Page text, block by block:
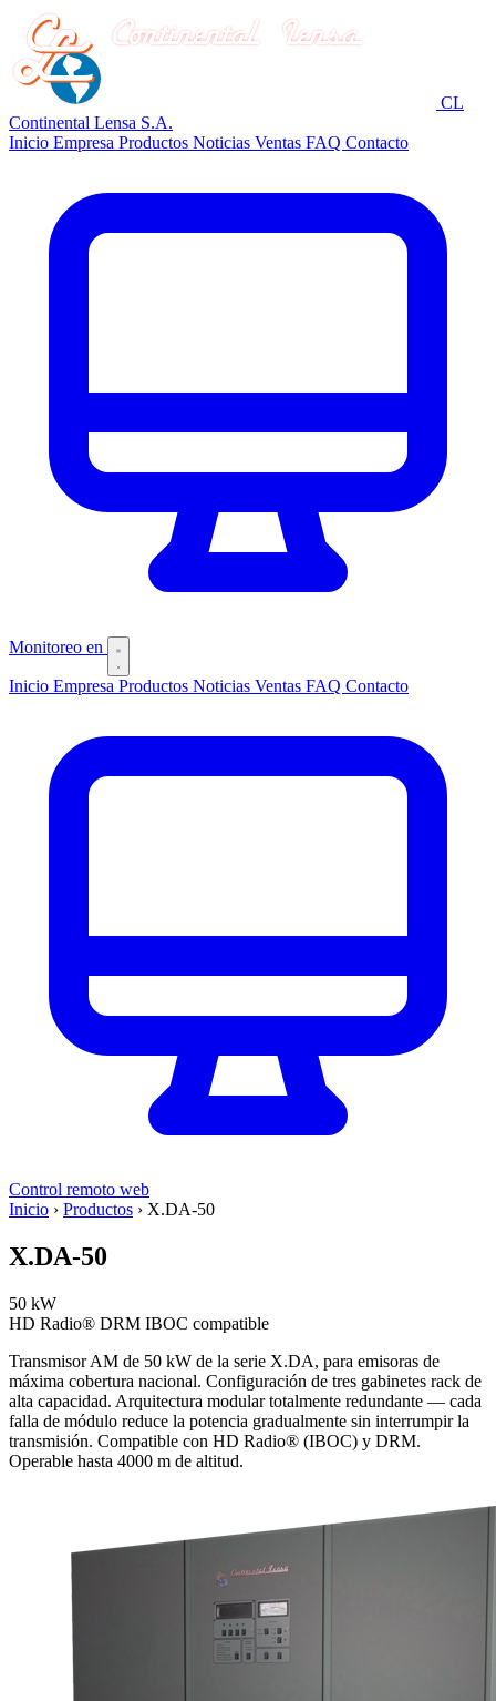
CL
Continental Lensa S.A.
Inicio Empresa Productos Noticias Ventas FAQ Contacto
Monitoreo en
Inicio Empresa Productos Noticias Ventas FAQ Contacto
Control remoto web
Inicio › Productos › X.DA-50
X.DA-50
50 kW
HD Radio® DRM IBOC compatible
Transmisor AM de 50 kW de la serie X.DA, para emisoras de
máxima cobertura nacional. Configuración de tres gabinetes rack de
alta capacidad. Arquitectura modular totalmente redundante — cada
falla de módulo reduce la potencia gradualmente sin interrumpir la
transmisión. Compatible con HD Radio® (IBOC) y DRM.
Operable hasta 4000 m de altitud.